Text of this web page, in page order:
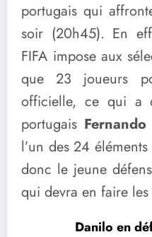
portugais qui
soir (20h45). En
FIFA impose aux
que 23 joueurs
officielle, ce qui a
portugais
l’un des 24
donc le jeune
qui devra en faire
Danilo en